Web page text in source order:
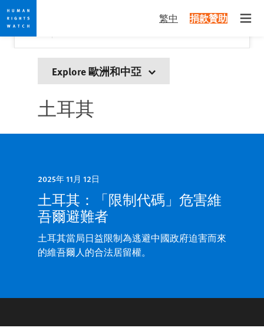
Skip
to
cookie
privacy
Skip
to
main
content
繁中 捐款贊助
Would you like to read this page in English?
Yes
✕
Explore 歐洲和中亞
土耳其
2025年 11月 12日
土耳其：「限制代碼」危害維
吾爾避難者
土耳其當局日益限制為逃避中國政府迫害而來
的維吾爾人的合法居留權。